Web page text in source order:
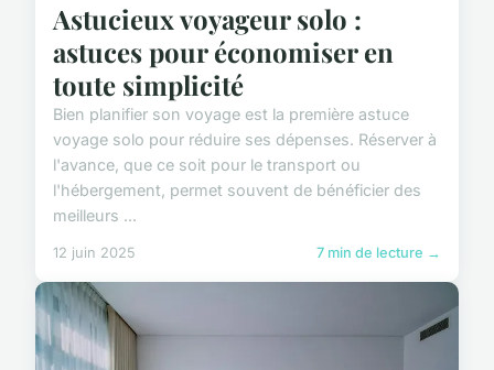
Astucieux voyageur solo :
astuces pour économiser en
toute simplicité
Bien planifier son voyage est la première astuce
voyage solo pour réduire ses dépenses. Réserver à
l'avance, que ce soit pour le transport ou
l'hébergement, permet souvent de bénéficier des
meilleurs ...
12 juin 2025 7 min de lecture →